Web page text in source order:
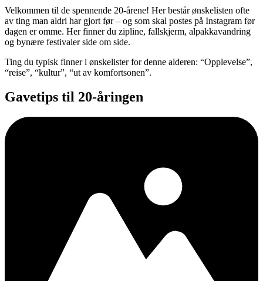
Velkommen til de spennende 20-årene! Her består ønskelisten ofte
av ting man aldri har gjort før – og som skal postes på Instagram før
dagen er omme. Her finner du zipline, fallskjerm, alpakkavandring
og bynære festivaler side om side.
Ting du typisk finner i ønskelister for denne alderen: “Opplevelse”,
“reise”, “kultur”, “ut av komfortsonen”.
Gavetips til 20-åringen